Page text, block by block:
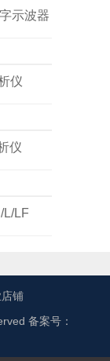
示波器
仪
仪
L/LF
铺
备案号：